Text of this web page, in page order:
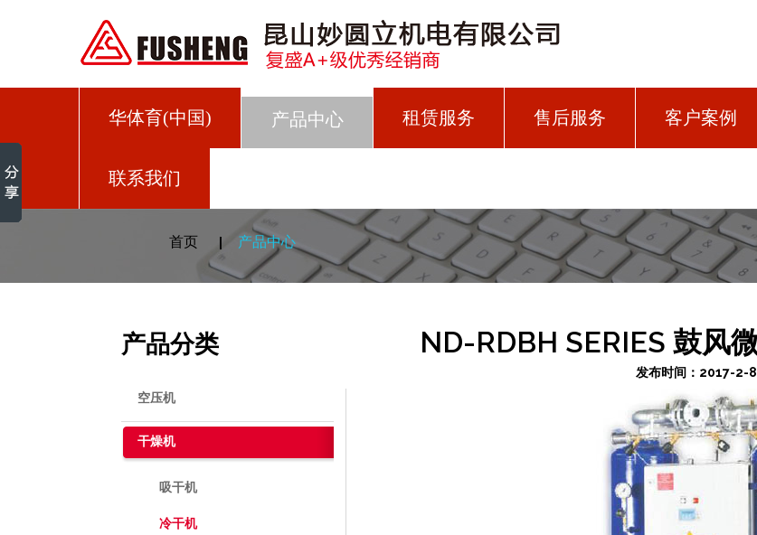
华体育(中国) 产品中心 租赁服务 售后服务 客户案例
联系我们
首页 产品中心
产品分类
空压机
干燥机
吸干机
冷干机
ND-RDBH SERIES 鼓风
发布时间：2017-2-